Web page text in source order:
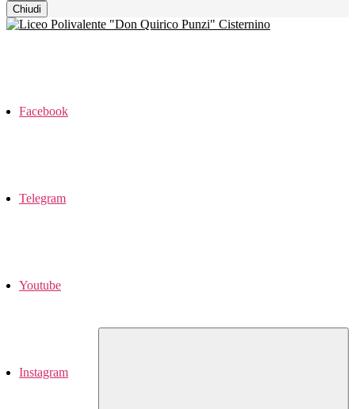
Chiudi
Facebook
Telegram
Youtube
Instagram